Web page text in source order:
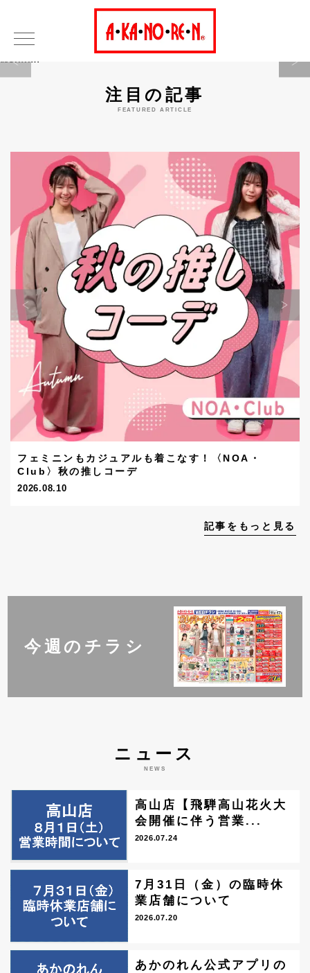
Warning
注目の記事
FEATURED ARTICLE
フェミニンもカジュアルも着こなす！〈NOA・
Club〉秋の推しコーデ
2026.08.10
記事をもっと見る
今週のチラシ
ニュース
NEWS
高山店【飛騨高山花火大
会開催に伴う営業...
2026.07.24
7月31日（金）の臨時休
業店舗について
2026.07.20
あかのれん公式アプリの